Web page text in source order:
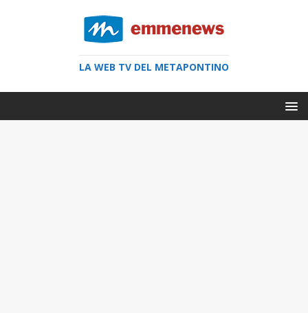
LA WEB TV DEL METAPONTINO